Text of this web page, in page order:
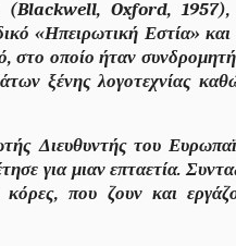
(Blackwell, Oxford, 1957),
«Ηπειρωτική Εστία»
στο οποίο ήταν
ξένης λογοτεχνίας
Διευθυντής του
για μιαν επταετία.
που ζουν και